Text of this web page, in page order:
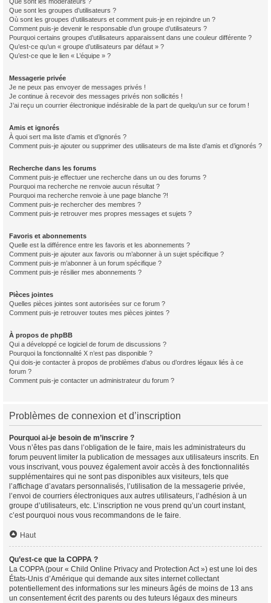
Que sont les groupes d’utilisateurs ?
Où sont les groupes d’utilisateurs et comment puis-je en rejoindre un ?
Comment puis-je devenir le responsable d’un groupe d’utilisateurs ?
Pourquoi certains groupes d’utilisateurs apparaissent dans une couleur différente ?
Qu’est-ce qu’un « groupe d’utilisateurs par défaut » ?
Qu’est-ce que le lien « L’équipe » ?
Messagerie privée
Je ne peux pas envoyer de messages privés !
Je continue à recevoir des messages privés non sollicités !
J’ai reçu un courrier électronique indésirable de la part de quelqu’un sur ce forum !
Amis et ignorés
À quoi sert ma liste d’amis et d’ignorés ?
Comment puis-je ajouter ou supprimer des utilisateurs de ma liste d’amis et d’ignorés ?
Recherche dans les forums
Comment puis-je effectuer une recherche dans un ou des forums ?
Pourquoi ma recherche ne renvoie aucun résultat ?
Pourquoi ma recherche renvoie à une page blanche ?!
Comment puis-je rechercher des membres ?
Comment puis-je retrouver mes propres messages et sujets ?
Favoris et abonnements
Quelle est la différence entre les favoris et les abonnements ?
Comment puis-je ajouter aux favoris ou m’abonner à un sujet spécifique ?
Comment puis-je m’abonner à un forum spécifique ?
Comment puis-je résilier mes abonnements ?
Pièces jointes
Quelles pièces jointes sont autorisées sur ce forum ?
Comment puis-je retrouver toutes mes pièces jointes ?
À propos de phpBB
Qui a développé ce logiciel de forum de discussions ?
Pourquoi la fonctionnalité X n’est pas disponible ?
Qui dois-je contacter à propos de problèmes d’abus ou d’ordres légaux liés à ce
forum ?
Comment puis-je contacter un administrateur du forum ?
Problèmes de connexion et d’inscription
Pourquoi ai-je besoin de m’inscrire ?
Vous n’êtes pas dans l’obligation de le faire, mais les administrateurs du
forum peuvent limiter la publication de messages aux utilisateurs inscrits. En
vous inscrivant, vous pouvez également avoir accès à des fonctionnalités
supplémentaires qui ne sont pas disponibles aux visiteurs, tels que
l’affichage d’avatars personnalisés, l’utilisation de la messagerie privée,
l’envoi de courriers électroniques aux autres utilisateurs, l’adhésion à un
groupe d’utilisateurs, etc. L’inscription ne vous prend qu’un court instant,
c’est pourquoi nous vous recommandons de le faire.
Haut
Qu’est-ce que la COPPA ?
La COPPA (pour « Child Online Privacy and Protection Act ») est une loi des
États-Unis d’Amérique qui demande aux sites internet collectant
potentiellement des informations sur les mineurs âgés de moins de 13 ans
un consentement écrit des parents ou des tuteurs légaux des mineurs